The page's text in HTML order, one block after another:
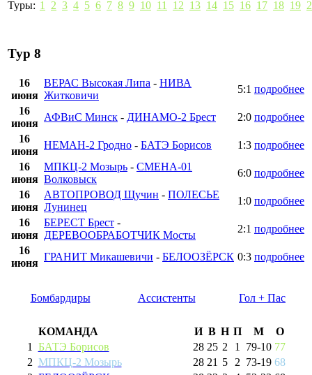
Туры: 1 2 3 4 5 6 7 8 9 10 11 12 13 14 15 16 17 18 19
Тур 8
16
июня
ВЕРАС Высокая Липа - НИВА
Житковичи
5:1 подробнее
16
июня
АФВиС Минск - ДИНАМО-2 Брест 2:0 подробнее
16
июня
НЕМАН-2 Гродно - БАТЭ Борисов 1:3 подробнее
16
июня
МПКЦ-2 Мозырь - СМЕНА-01
Волковыск
6:0 подробнее
16
июня
АВТОПРОВОД Щучин - ПОЛЕСЬЕ
Лунинец
1:0 подробнее
16
июня
БЕРЕСТ Брест -
ДЕРЕВООБРАБОТЧИК Мосты
2:1 подробнее
16
июня
ГРАНИТ Микашевичи - БЕЛООЗЁРСК 0:3 подробнее
Бомбардиры Ассистенты Гол + Пас
КОМАНДА И В Н П М
О
1
БАТЭ Борисов 28 25 2 1 79-10 77
2 МПКЦ-2 Мозырь 28 21 5 2 73-19 68